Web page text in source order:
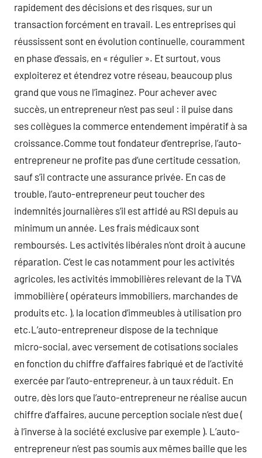
rapidement des décisions et des risques, sur un
transaction forcément en travail. Les entreprises qui
réussissent sont en évolution continuelle, couramment
en phase d’essais, en « régulier ». Et surtout, vous
exploiterez et étendrez votre réseau, beaucoup plus
grand que vous ne l’imaginez. Pour achever avec
succès, un entrepreneur n’est pas seul : il puise dans
ses collègues la commerce entendement impératif à sa
croissance.Comme tout fondateur d’entreprise, l’auto-
entrepreneur ne profite pas d’une certitude cessation,
sauf s’il contracte une assurance privée. En cas de
trouble, l’auto-entrepreneur peut toucher des
indemnités journalières s’il est affidé au RSI depuis au
minimum un année. Les frais médicaux sont
remboursés. Les activités libérales n’ont droit à aucune
réparation. C’est le cas notamment pour les activités
agricoles, les activités immobilières relevant de la TVA
immobilière ( opérateurs immobiliers, marchandes de
produits etc. ), la location d’immeubles à utilisation pro
etc.L’auto-entrepreneur dispose de la technique
micro-social, avec versement de cotisations sociales
en fonction du chiffre d’affaires fabriqué et de l’activité
exercée par l’auto-entrepreneur, à un taux réduit. En
outre, dès lors que l’auto-entrepreneur ne réalise aucun
chiffre d’affaires, aucune perception sociale n’est due (
à l’inverse à la société exclusive par exemple ). L’auto-
entrepreneur n’est pas soumis aux mêmes baille que les